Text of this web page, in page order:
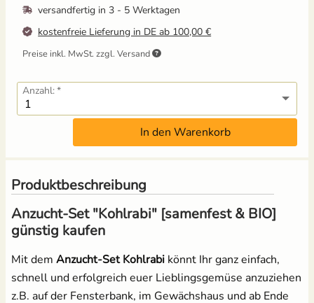
versandfertig in3 - 5 Werktagen
kostenfreie Lieferung in DE ab 100,00 €
Preise inkl. MwSt. zzgl. Versand
Anzahl:
In den Warenkorb
Produktbeschreibung
Anzucht-Set "Kohlrabi" [samenfest & BIO]
günstig kaufen
Mit dem Anzucht-Set Kohlrabi könnt Ihr ganz einfach,
schnell und erfolgreich euer Lieblingsgemüse anzuziehen
z.B. auf der Fensterbank, im Gewächshaus und ab Ende
Romatomaten
Russische Tomaten
Tomaten für Tomatenhaus
Tomatensamen Set